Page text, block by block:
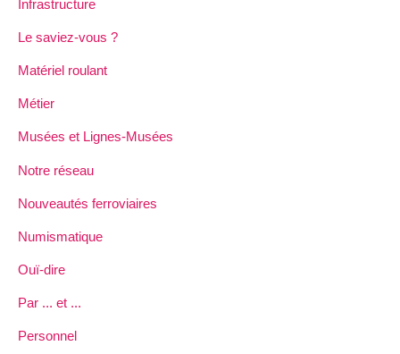
Infrastructure
Le saviez-vous ?
Matériel roulant
Métier
Musées et Lignes-Musées
Notre réseau
Nouveautés ferroviaires
Numismatique
Ouï-dire
Par ... et ...
Personnel